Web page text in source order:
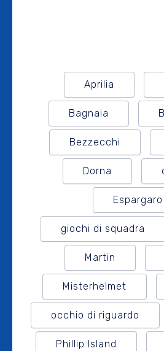
Aprilia
Bagnaia
Bezzecchi
Dorna
Espargaro
giochi di squadra
Martin
Misterhelmet
occhio di riguardo
Phillip Island